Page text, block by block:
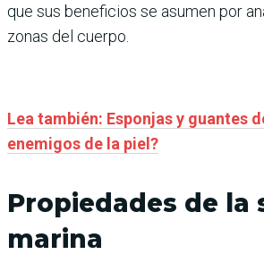
que sus beneficios se asumen por
zonas del cuerpo.
Lea también: Esponjas y guantes
enemigos de la piel?
Propiedades de la
marina